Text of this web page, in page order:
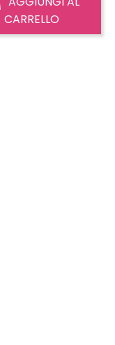
CARRELLO